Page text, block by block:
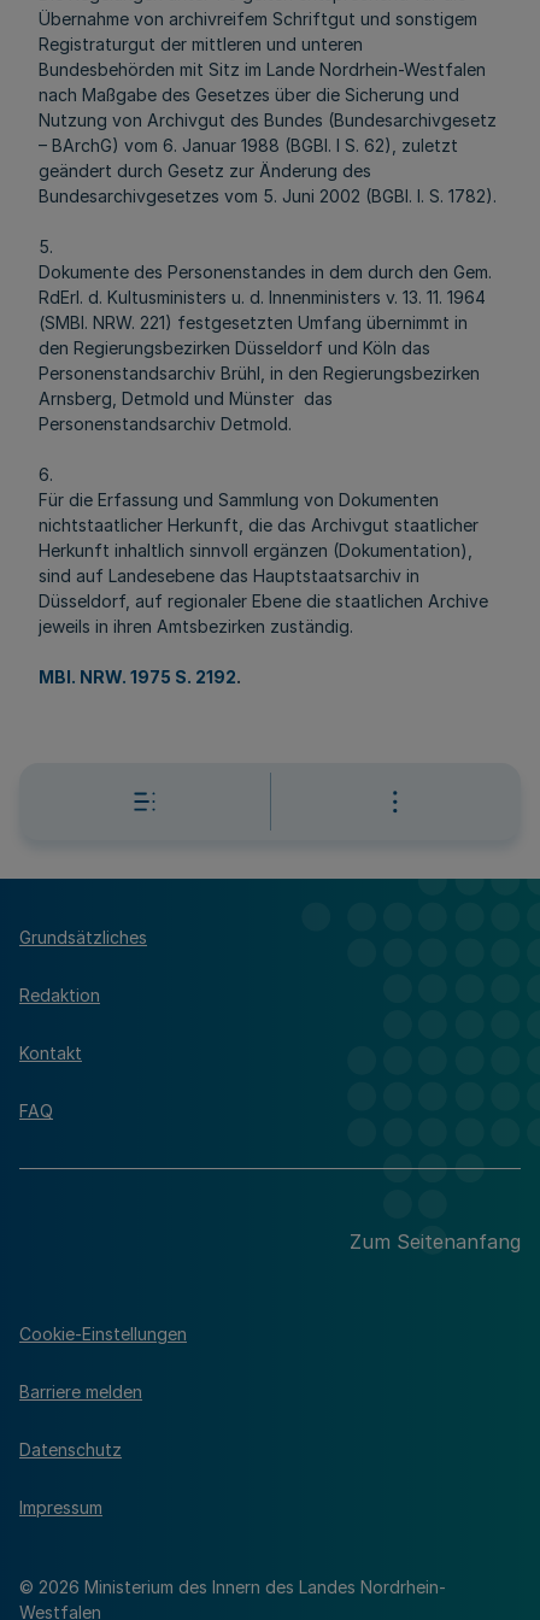
Übernahme von archivreifem Schriftgut und sonstigem
Registraturgut der mittleren und unteren
Bundesbehörden mit Sitz im Lande Nordrhein-Westfalen
nach Maßgabe des Gesetzes über die Sicherung und
Nutzung von Archivgut des Bundes (Bundesarchivgesetz
– BArchG) vom 6. Januar 1988 (BGBl. I S. 62), zuletzt
geändert durch Gesetz zur Änderung des
Bundesarchivgesetzes vom 5. Juni 2002 (BGBl. I. S. 1782).
5.
Dokumente des Personenstandes in dem durch den Gem.
RdErl. d. Kultusministers u. d. Innenministers v. 13. 11. 1964
(SMBl. NRW. 221) festgesetzten Umfang übernimmt in
den Regierungsbezirken Düsseldorf und Köln das
Personenstandsarchiv Brühl, in den Regierungsbezirken
Arnsberg, Detmold und Münster das
Personenstandsarchiv Detmold.
6.
Für die Erfassung und Sammlung von Dokumenten
nichtstaatlicher Herkunft, die das Archivgut staatlicher
Herkunft inhaltlich sinnvoll ergänzen (Dokumentation),
sind auf Landesebene das Hauptstaatsarchiv in
Düsseldorf, auf regionaler Ebene die staatlichen Archive
jeweils in ihren Amtsbezirken zuständig.
MBl. NRW. 1975 S. 2192.
Grundsätzliches
Redaktion
Kontakt
FAQ
Zum Seitenanfang
© 2026 Ministerium des Innern des Landes Nordrhein-
Westfalen
Cookie-Einstellungen
Barriere melden
Datenschutz
Impressum